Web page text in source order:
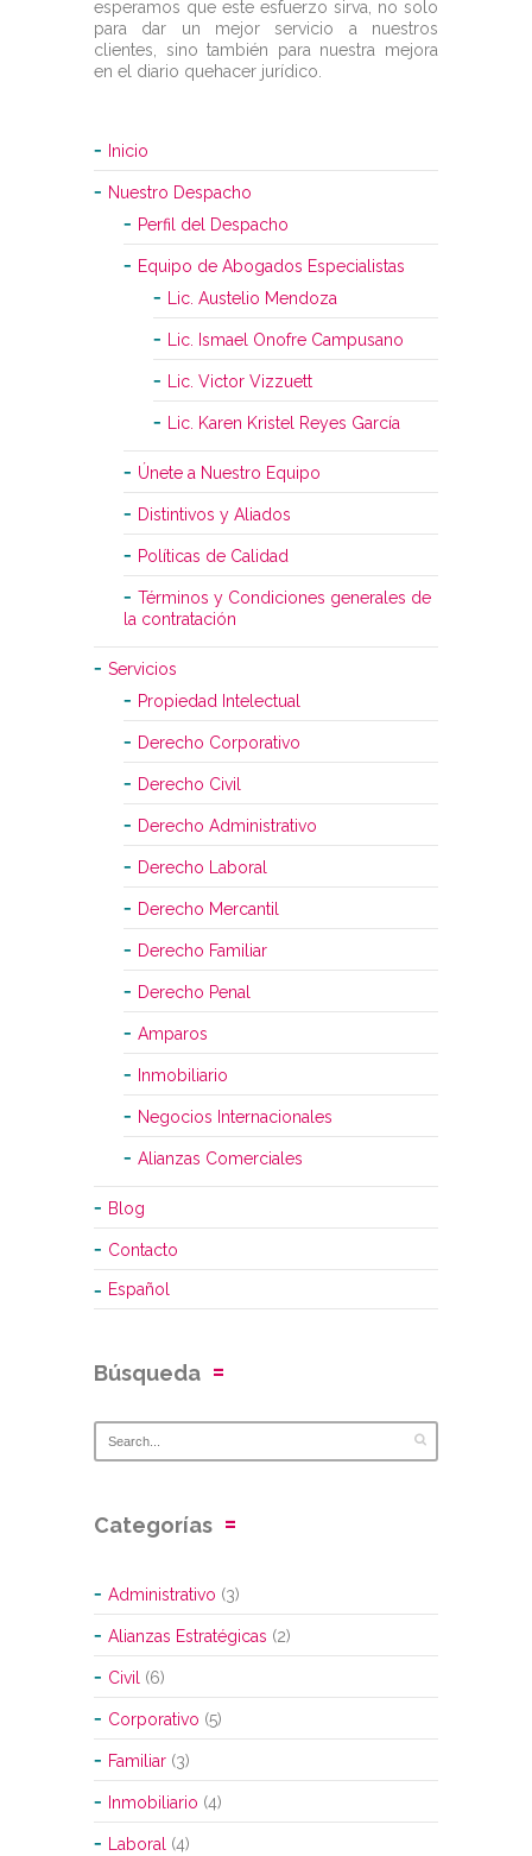
esperamos que este esfuerzo sirva, no solo
para dar un mejor servicio a nuestros
clientes, sino también para nuestra mejora
en el diario quehacer jurídico.
Inicio
Nuestro Despacho
Perfil del Despacho
Equipo de Abogados Especialistas
Lic. Austelio Mendoza
Lic. Ismael Onofre Campusano
Lic. Victor Vizzuett
Lic. Karen Kristel Reyes García
Únete a Nuestro Equipo
Distintivos y Aliados
Políticas de Calidad
Términos y Condiciones generales de
la contratación
Servicios
Propiedad Intelectual
Derecho Corporativo
Derecho Civil
Derecho Administrativo
Derecho Laboral
Derecho Mercantil
Derecho Familiar
Derecho Penal
Amparos
Inmobiliario
Negocios Internacionales
Alianzas Comerciales
Blog
Contacto
Español
Búsqueda
Categorías
Administrativo (3)
Alianzas Estratégicas (2)
Civil (6)
Corporativo (5)
Familiar (3)
Inmobiliario (4)
Laboral (4)